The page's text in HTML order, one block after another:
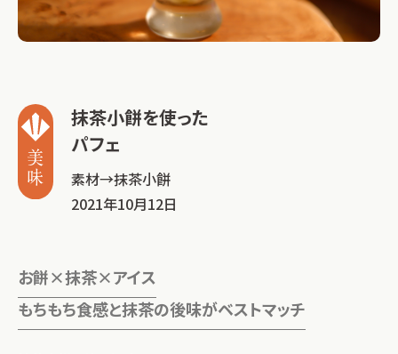
抹茶小餅を使った
パフェ
素材→抹茶小餅
2021年10月12日
お餅×抹茶×アイス
もちもち食感と抹茶の後味がベストマッチ